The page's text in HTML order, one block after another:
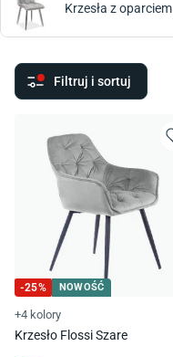
Krzesła z oparciem
Filtruj i sortuj
-25% NOWOŚĆ
+4 kolory
Krzesło Flossi Szare